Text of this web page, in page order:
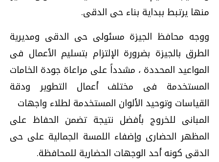
منها يرتبط ببداية بناء حى الدقى.
ووجه محافظ الجيزة مسئولى حى الدقى ومديرية
الطرق بالجيزة بضرورة الإلتزام بتسليم الأعمال فى
المواعيد المحددة ، مشدداً على مراعاة جودة الخامات
المستخدمة فى مختلف أعمال التطوير ودقة
القياسات وتوحيد الألوان المستخدمة لطلاء واجهات
المبانى للخروج بأفضل نتيجة تضمن الحفاظ على
المظهر الحضارى وإضفاء اللمسة الجمالية على حى
الدقى كونه أحد الوجهات الحضارية للمحافظة.